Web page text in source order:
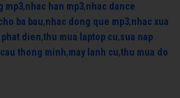
mp3,nhac han mp3,nhac dance
ba bau,nhac dong que mp3,nhac xua
dien,thu mua laptop cu,sua nap
thong minh,may lanh cu,thu mua do